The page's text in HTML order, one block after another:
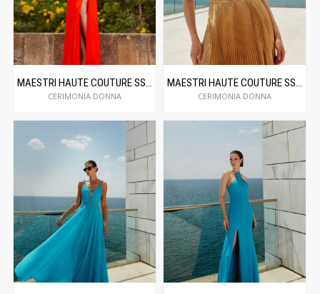
MAESTRI HAUTE COUTURE SS24C5024
CERIMONIA DONNA
MAESTRI HAUTE COUTURE SS24C5018
CERIMONIA DONNA